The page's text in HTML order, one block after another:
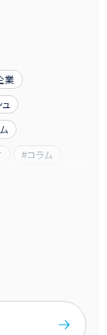
業
コラム